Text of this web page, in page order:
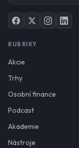
RUBRIKY
Akcie
Trhy
Osobní finance
Podcast
Akademie
Nástroje